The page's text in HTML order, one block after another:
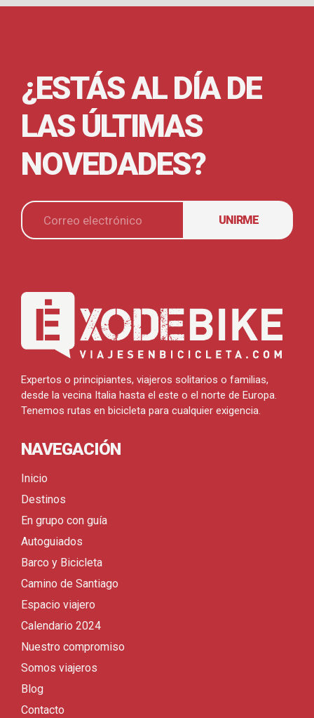
¿ESTÁS AL DÍA DE
LAS ÚLTIMAS
NOVEDADES?
UNIRME
Expertos o principiantes, viajeros solitarios o familias,
desde la vecina Italia hasta el este o el norte de Europa.
Tenemos rutas en bicicleta para cualquier exigencia.
NAVEGACIÓN
Inicio
Destinos
En grupo con guía
Autoguiados
Barco y Bicicleta
Camino de Santiago
Espacio viajero
Calendario 2024
Nuestro compromiso
Somos viajeros
Blog
Contacto